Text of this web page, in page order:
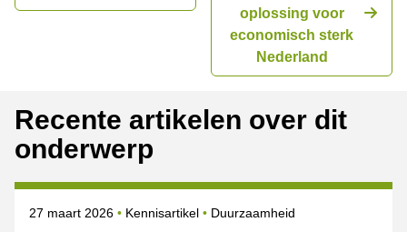
oplossing voor
economisch sterk
Nederland
Recente artikelen over dit
onderwerp
Gepubliceerd op
27 maart 2026 Kennisartikel Onderwerpen
Duurzaamheid